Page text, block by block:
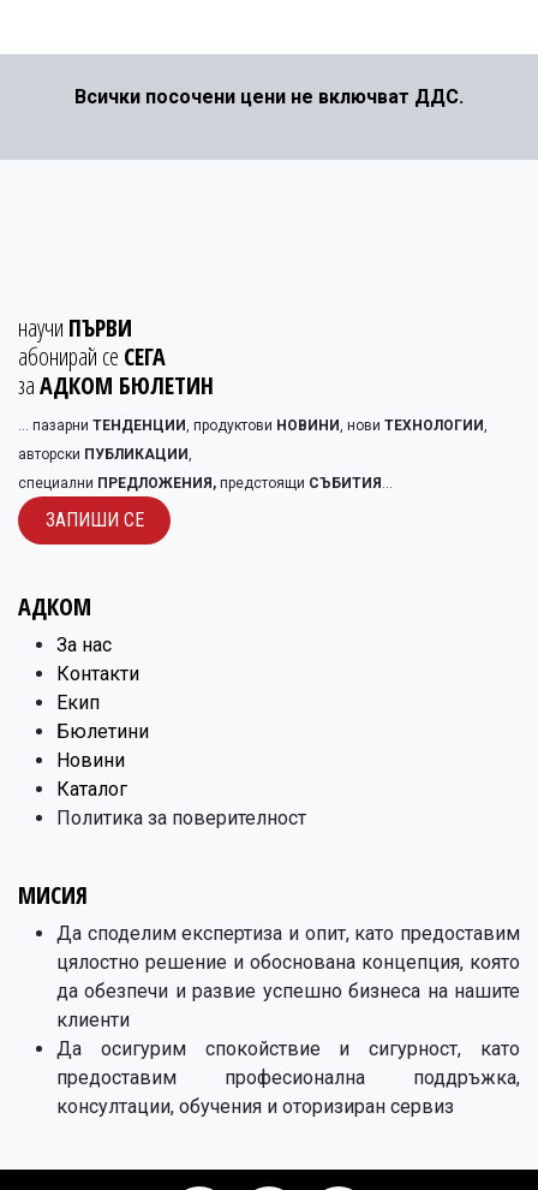
Всички посочени цени не включват ДДС.
научи ПЪРВИ
абонирай се СЕГА
заАДКОМ БЮЛЕТИН
... пазарни ТЕНДЕНЦИИ, продуктови НОВИНИ, нови ТЕХНОЛОГИИ,
авторски ПУБЛИКАЦИИ,
специални ПРЕДЛОЖЕНИЯ, предстоящи СЪБИТИЯ ...
ЗАПИШИ С​​Е
АДКОМ
​За нас
Контакти
Екип
Бюлетини
Новини
Каталог
Политика за поверителност
МИСИЯ
Да споделим експертиза и опит, като предоставим
цялостно решение и обоснована концепция, която
да обезпечи и развие успешно бизнеса на нашите
клиенти
Да осигурим спокойствие и сигурност, като
предоставим професионална поддръжка,
консултации, обучения и оторизиран сервиз